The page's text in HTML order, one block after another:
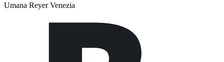
Umana Reyer Venezia